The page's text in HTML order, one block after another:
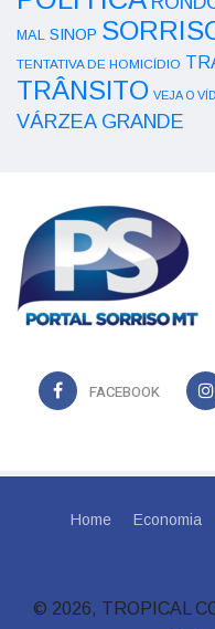
MAL SINOP
TENTATIVA DE HOMICÍDIO
TRÂNSITO VEJA O
VÁRZEA GRANDE
FACEBOOK
Home Economia
© 2026, TROPICAL